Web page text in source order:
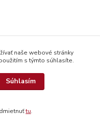
naše webové stránky
s týmto súhlasíte.
Súhlasím
tu.